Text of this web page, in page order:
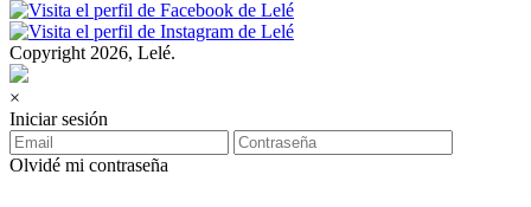
Copyright 2026, Lelé.
×
Iniciar sesión
Olvidé mi contraseña